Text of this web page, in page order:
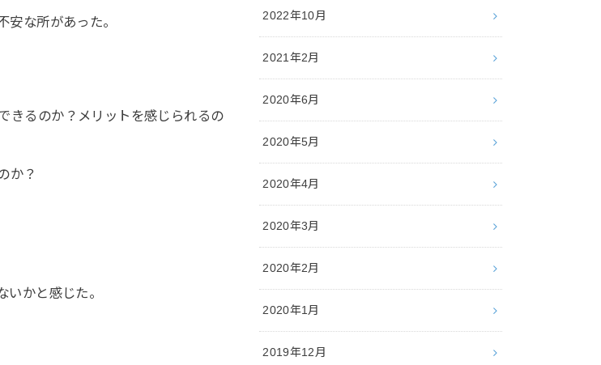
な所があった。
きるのか？メリットを感じられるの
か？
かと感じた。
2022年10月
2021年2月
2020年6月
2020年5月
2020年4月
2020年3月
2020年2月
2020年1月
2019年12月